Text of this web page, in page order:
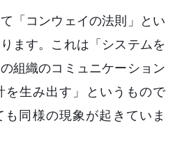
「コンウェイの法則」とい
ます。これは「システムを
組織のコミュニケーション
を生み出す」というもので
同様の現象が起きていま